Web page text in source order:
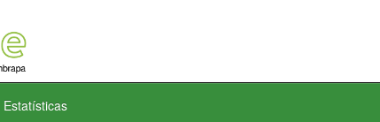
Estatísticas